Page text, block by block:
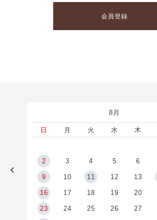
会員登録
8月
日 月 火 水 木
2 3 4 5 6
9 10 11 12 13
16 17 18 19 20
23 24 25 26 27